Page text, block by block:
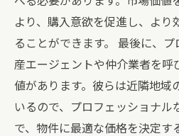
より、購入意欲を促進し、より
ることができます。 最後に、
産エージェントや仲介業者を呼
値があります。彼らは近隣地域
いるので、プロフェッショナル
で、物件に最適な価格を決定す